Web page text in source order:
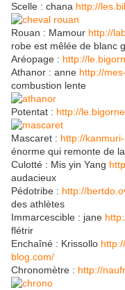
Scelle : chana http://
Rouan : Mamour http://
robe est mêlée de blanc
Aréopage : http://
Athanor : anne http://
combustion lente
Potentat : http://
Mascaret : http://
énorme qui remonte de
Culotté : Mis yin Yang
audacieux
Pédotribe : http://
des athlètes
Immarcescible : jane
flétrir
Enchaîné : Krissollo
blog.com/
Chronomètre : http://